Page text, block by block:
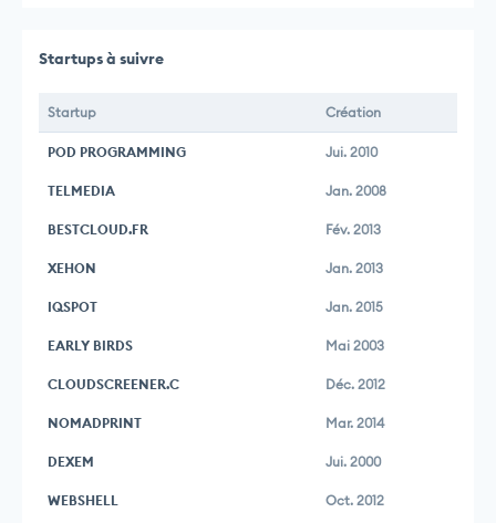
Startups à suivre
Startup Création
POD PROGRAMMING Jui. 2010
TELMEDIA Jan. 2008
BESTCLOUD.FR Fév. 2013
XEHON Jan. 2013
IQSPOT Jan. 2015
EARLY BIRDS Mai 2003
CLOUDSCREENER.C Déc. 2012
NOMADPRINT Mar. 2014
DEXEM Jui. 2000
WEBSHELL Oct. 2012